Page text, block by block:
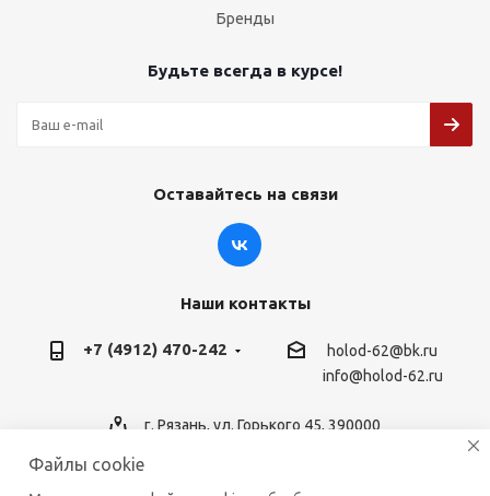
Бренды
Будьте всегда в курсе!
Оставайтесь на связи
Наши контакты
+7 (4912) 470-242
holod-62@bk.ru
info@holod-62.ru
г. Рязань, ул. Горького 45, 390000
Файлы cookie